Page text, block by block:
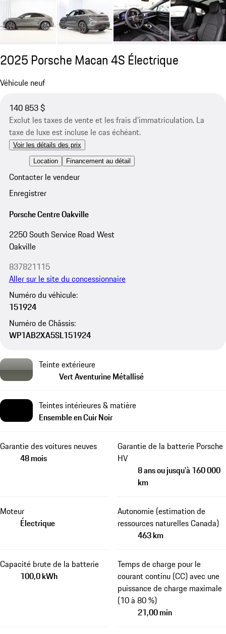
2025 Porsche Macan 4S Électrique
Véhicule neuf
140 853 $
Exclut les taxes de vente et les frais d’immatriculation. La
taxe de luxe est incluse le cas échéant.
Voir les détails des prix
Location Financement au détail
Contacter le vendeur
Enregistrer
Porsche Centre Oakville
2250 South Service Road West
Oakville
837821115
Aller sur le site du concessionnaire
Numéro du véhicule:
151924
Numéro de Châssis:
WP1AB2XA5SL151924
Teinte extérieure
Vert Aventurine Métallisé
Teintes intérieures & matière
Ensemble en Cuir Noir
Garantie des voitures neuves
48 mois
Garantie de la batterie Porsche
HV
8 ans ou jusqu'à 160 000
km
Moteur
Électrique
Autonomie (estimation de
ressources naturelles Canada)
463 km
Capacité brute de la batterie
100,0 kWh
Temps de charge pour le
courant continu (CC) avec une
puissance de charge maximale
(10 à 80 %)
21,00 min